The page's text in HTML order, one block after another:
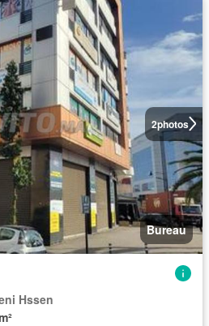
2photos
Bureau
Hssen